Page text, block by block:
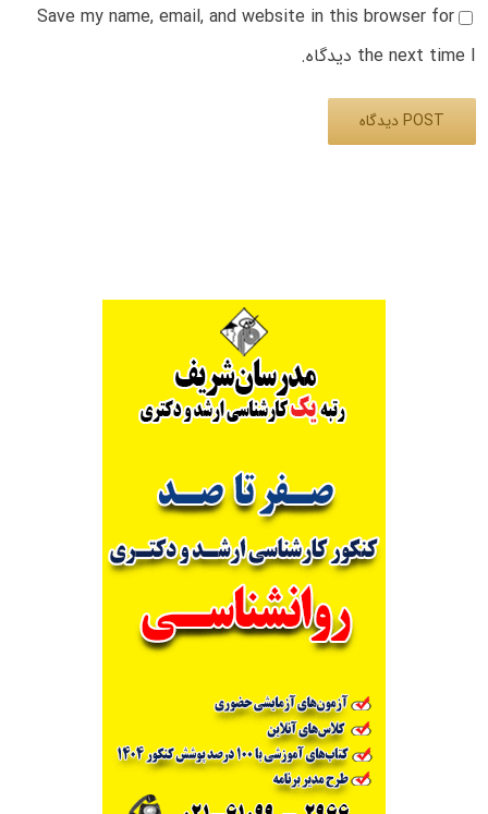
Save my name, email, and website in this browser for
the next time I دیدگاه.